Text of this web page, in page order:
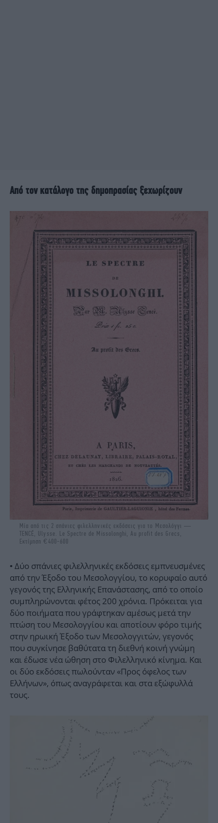
Από τον κατάλογο της δημοπρασίας ξεχωρίζουν
Μία από τις 2 σπάνιες φιλελληνικές εκδόσεις για το Μεσολόγγι —
TENCÉ, Ulysse. Le Spectre de Missolonghi, Au profit des Grecs,
Εκτίμηση €400-600
• Δύο σπάνιες φιλελληνικές εκδόσεις εμπνευσμένες
από την Έξοδο του Μεσολογγίου, το κορυφαίο αυτό
γεγονός της Ελληνικής Επανάστασης, από το οποίο
συμπληρώνονται φέτος 200 χρόνια. Πρόκειται για
δύο ποιήματα που γράφτηκαν αμέσως μετά την
πτώση του Μεσολογγίου και αποτίουν φόρο τιμής
στην ηρωική Έξοδο των Μεσολογγιτών, γεγονός
που συγκίνησε βαθύτατα τη διεθνή κοινή γνώμη
και έδωσε νέα ώθηση στο Φιλελληνικό κίνημα. Και
οι δύο εκδόσεις πωλούνταν «Προς όφελος των
Ελλήνων», όπως αναγράφεται και στα εξώφυλλά
τους.